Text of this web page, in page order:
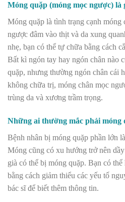
Móng quặp (móng mọc ngược) là
Móng quặp là tình trạng cạnh móng
ngược đâm vào thịt và da xung
nhẹ, bạn có thể tự chữa bằng cách
Bất kì ngón tay hay ngón chân nào
quặp, nhưng thường ngón chân cái
không chữa trị, móng chân mọc
trùng da và xương trầm trọng.
Những ai thường mắc phải móng
Bệnh nhân bị móng quặp phần lớn
Móng cũng có xu hướng trở nên
già có thể bị móng quặp. Bạn có thể
bằng cách giảm thiểu các yếu tố
bác sĩ để biết thêm thông tin.